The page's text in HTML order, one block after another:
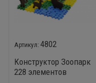
4802
Конструктор Зоопарк
228 элементов